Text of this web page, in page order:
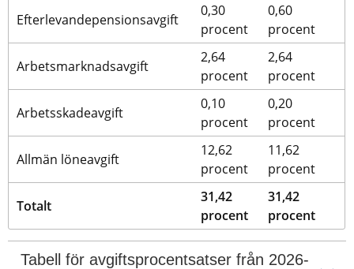
Efterlevandepensionsavgift
0,30
procent
0,60
procent
Arbetsmarknadsavgift
2,64
procent
2,64
procent
Arbetsskadeavgift
0,10
procent
0,20
procent
Allmän löneavgift
12,62
procent
11,62
procent
Totalt
31,42
procent
31,42
procent
Tabell för avgiftsprocentsatser från 2026-